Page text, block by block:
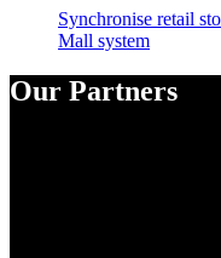
Synchronise retail
Mall system
Our Partners